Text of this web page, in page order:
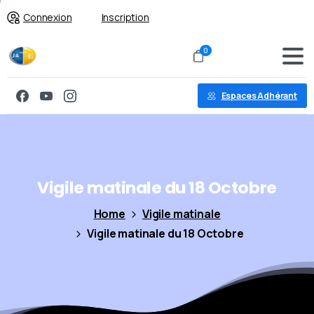
Connexion Inscription
0
Espaces Adhérant
Vigilematinaledu18Octobre
Home
Vigile matinale
Vigile matinale du 18 Octobre